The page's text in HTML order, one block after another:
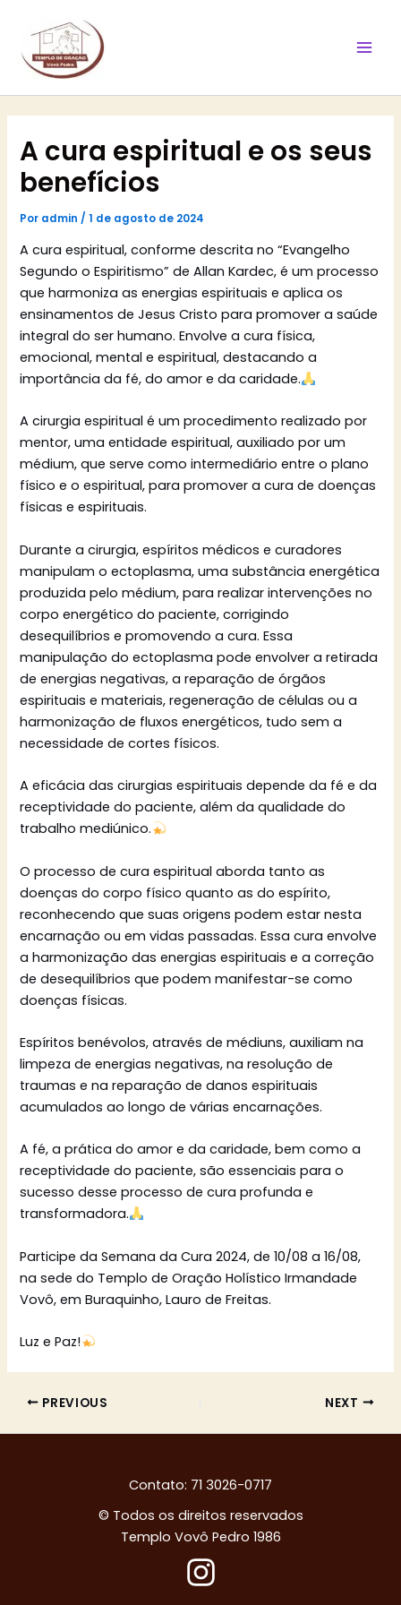
conteúdo
A cura espiritual e os seus
benefícios
Por admin /1 de agosto de 2024
A cura espiritual, conforme descrita no “Evangelho
Segundo o Espiritismo” de Allan Kardec, é um processo
que harmoniza as energias espirituais e aplica os
ensinamentos de Jesus Cristo para promover a saúde
integral do ser humano. Envolve a cura física,
emocional, mental e espiritual, destacando a
importância da fé, do amor e da caridade.
A cirurgia espiritual é um procedimento realizado por
mentor, uma entidade espiritual, auxiliado por um
médium, que serve como intermediário entre o plano
físico e o espiritual, para promover a cura de doenças
físicas e espirituais.
Durante a cirurgia, espíritos médicos e curadores
manipulam o ectoplasma, uma substância energética
produzida pelo médium, para realizar intervenções no
corpo energético do paciente, corrigindo
desequilíbrios e promovendo a cura. Essa
manipulação do ectoplasma pode envolver a retirada
de energias negativas, a reparação de órgãos
espirituais e materiais, regeneração de células ou a
harmonização de fluxos energéticos, tudo sem a
necessidade de cortes físicos.
A eficácia das cirurgias espirituais depende da fé e da
receptividade do paciente, além da qualidade do
trabalho mediúnico.
O processo de cura espiritual aborda tanto as
doenças do corpo físico quanto as do espírito,
reconhecendo que suas origens podem estar nesta
encarnação ou em vidas passadas. Essa cura envolve
a harmonização das energias espirituais e a correção
de desequilíbrios que podem manifestar-se como
doenças físicas.
Espíritos benévolos, através de médiuns, auxiliam na
limpeza de energias negativas, na resolução de
traumas e na reparação de danos espirituais
acumulados ao longo de várias encarnações.
A fé, a prática do amor e da caridade, bem como a
receptividade do paciente, são essenciais para o
sucesso desse processo de cura profunda e
transformadora.
Participe da Semana da Cura 2024, de 10/08 a 16/08,
na sede do Templo de Oração Holístico Irmandade
Vovô, em Buraquinho, Lauro de Freitas.
Luz e Paz!
PREVIOUS NEXT
Contato: 71 3026-0717
© Todos os direitos reservados
Templo Vovô Pedro 1986